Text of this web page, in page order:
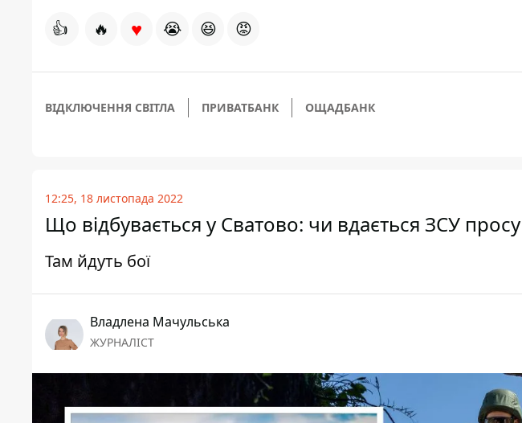
👍 🔥 ♥ 😭 😆 😡
ВІДКЛЮЧЕННЯ СВІТЛА ПРИВАТБАНК ОЩАДБАНК
12:25, 18 листопада 2022
Що відбувається у Сватово: чи вдається ЗСУ
Там йдуть бої
Владлена Мачульська
ЖУРНАЛІСТ